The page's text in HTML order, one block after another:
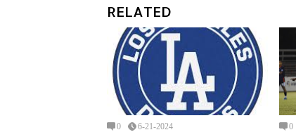
RELATED
0 6-21-2024 0